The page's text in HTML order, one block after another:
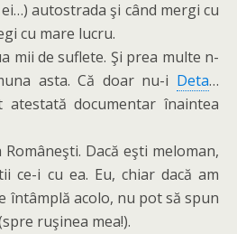
autostrada şi când mergi cu
cu mare lucru.
mii de suflete. Şi prea multe n-
asta. Că doar nu-i Deta…
documentar înaintea
Dacă eşti meloman,
ce-i cu ea. Eu, chiar dacă am
întâmplă acolo, nu pot să spun
ruşinea mea!).